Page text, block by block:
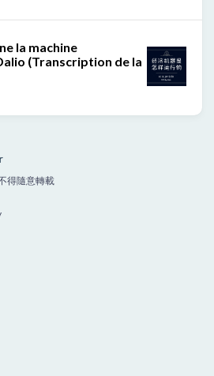
la machine
(Transcription de la
得隨意轉載